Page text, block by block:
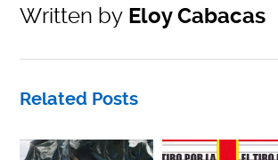
Written by Eloy Cabacas
Related Posts